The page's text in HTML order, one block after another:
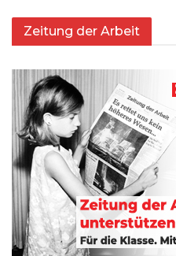
Zeitung der Arbeit